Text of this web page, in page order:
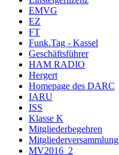
EMVG
EZ
FT
Funk.Tag - Kassel
Geschäftsführer
HAM RADIO
Hergert
Homepage des DARC
IARU
ISS
Klasse K
Mitgliederbegehren
Mitgliederversammlung
MV2016_2